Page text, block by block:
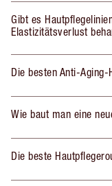
Gibt es
Elastizitätsverlust
Die besten Anti-
Wie baut man eine
Die beste